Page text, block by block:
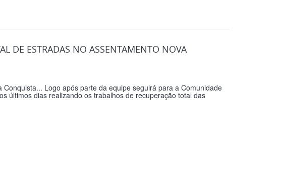
DE ESTRADAS NO ASSENTAMENTO NOVA
Logo após parte da equipe seguirá para a Comunidade
últimos dias realizando os trabalhos de recuperação total das